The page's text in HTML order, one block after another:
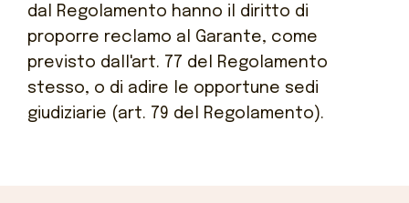
dal Regolamento hanno il diritto di
proporre reclamo al Garante, come
previsto dall'art. 77 del Regolamento
stesso, o di adire le opportune sedi
giudiziarie (art. 79 del Regolamento).